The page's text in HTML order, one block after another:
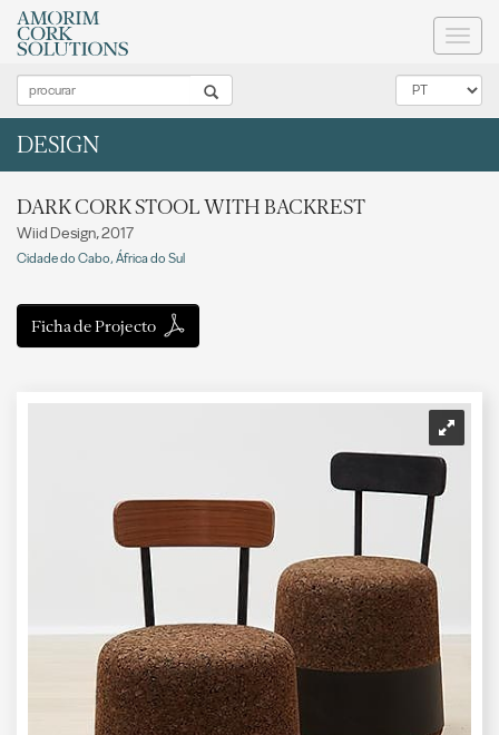
DESIGN
DARK CORK STOOL WITH BACKREST
Wiid Design, 2017
Cidade do Cabo, África do Sul
Ficha de Projecto